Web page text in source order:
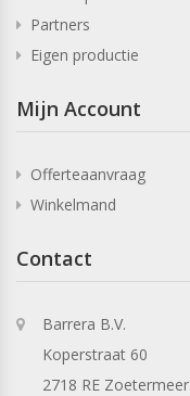
Partners
Eigen productie
Mijn Account
Offerteaanvraag
Winkelmand
Contact
Barrera B.V.
Koperstraat 60
2718 RE Zoetermeer